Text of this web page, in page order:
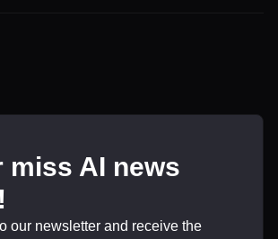
miss AI news
our newsletter and receive the